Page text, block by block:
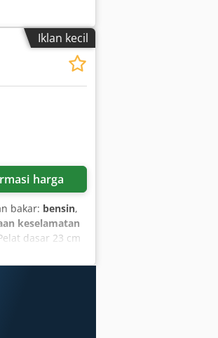
Iklan kecil
harga
bakar: bensin,
keselamatan
dasar 23 cm
Teknis:
Lebar pelat
Sistem
pemadatan
- Pelat dasar 23
- Pengukur